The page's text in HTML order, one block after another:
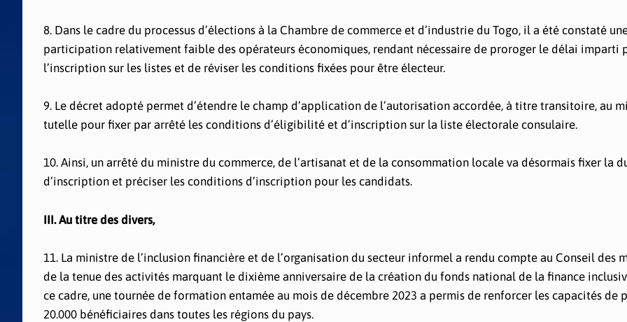
8. Dans le cadre du processus d’élections à la Chambre de commerce et d’industrie du Togo, il a été constaté
participation relativement faible des opérateurs économiques, rendant nécessaire de proroger le délai imparti
l’inscription sur les listes et de réviser les conditions fixées pour être électeur.
9. Le décret adopté permet d’étendre le champ d’application de l’autorisation accordée, à titre transitoire, au
tutelle pour fixer par arrêté les conditions d’éligibilité et d’inscription sur la liste électorale consulaire.
10. Ainsi, un arrêté du ministre du commerce, de l’artisanat et de la consommation locale va désormais fixer la
d’inscription et préciser les conditions d’inscription pour les candidats.
III. Au titre des divers,
11. La ministre de l’inclusion financière et de l’organisation du secteur informel a rendu compte au Conseil des
de la tenue des activités marquant le dixième anniversaire de la création du fonds national de la finance
ce cadre, une tournée de formation entamée au mois de décembre 2023 a permis de renforcer les capacités de
20.000 bénéficiaires dans toutes les régions du pays.